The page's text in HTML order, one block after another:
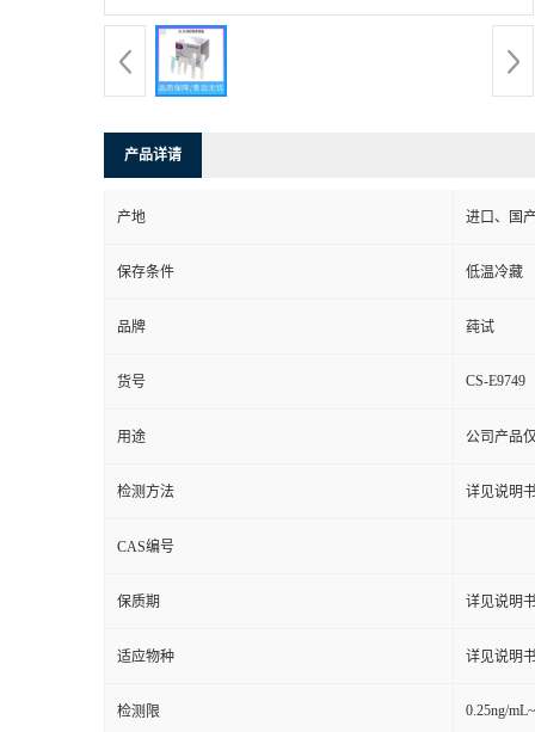
产品详请
产地 进口、国产
保存条件 低温冷藏
品牌 莼试
货号 CS-E9749
用途 公司产品
检测方法 详见说明
CAS编号
保质期 详见说明
适应物种 详见说明
检测限 0.25ng/